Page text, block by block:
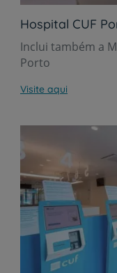
Hospital CUF
Inclui também a
Porto
Visite aqui